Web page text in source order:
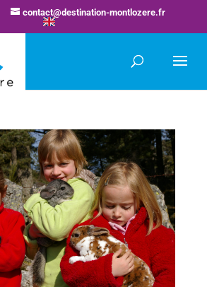
contact@destination-montlozere.fr